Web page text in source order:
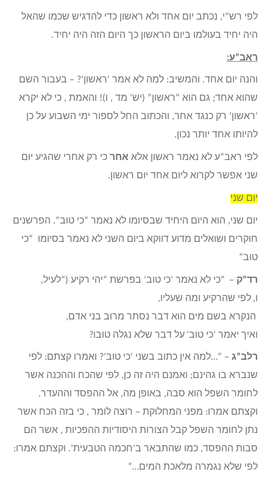
לפי רש”י, נכתב יום אחד ולא ראשון כדי להדגיש שכמו שהאל
היה יחיד בעולמו ביום הראשון כך היום הזה היה יחיד.
ראב”ע:
והנה יום אחד. והמשיב: למה לא אמר ‘ראשון’? – בעבור השם
שהוא אחד; גם הוא “ראשון” (יש’ מד , ו)! והאמת , כי לא יקרא
‘ראשון’ רק כנגד אחר, והכתוב החל לספור ימי השבוע על כן
להיותו אחד יותר נכון.
לפי ראב”ע לא נאמר ראשון אלא אחר כי רק אחרי שהגיע יום
שני אפשר לקרוא ליום אחד יום ראשון.
יום שני
יום שני, הוא היום היחיד שבסיומו לא נאמר “כי טוב”. הפרשנים
חוקרים ושואלים מדוע דווקא ביום השני לא נאמר בסיומו “כי
טוב”
רד”ק – “כי לא נאמר ‘כי טוב‘ בפרשת “יהי רקיע (“לעיל,
ו, לפי שהרקיע ומה שעליו,
הנקרא בשם מים הוא דבר נסתר מרוב בני אדם,
ואיך יאמר ‘כי טוב’ על דבר שלא נגלה טובו ?
רלב”ג – “…למה אין כתוב בשני ‘כי טוב’? ואמרו קצתם: לפי
שנברא בו גהינם; ואמנם היה זה כן, לפי שהכח וההכנה אשר
לחומר השפל הוא סבה, באופן מה, אל ההפסד וההעדר.
וקצתם אמרו: מפני המחלוקת – רוצה לומר , כי בזה הכח אשר
נתן לחומר השפל קבל הצורות היסודיות ההפכיות , אשר הם
סבות ההפסד, כמו שהתבאר ב’חכמה הטבעית’. וקצתם אמרו:
לפי שלא נגמרה מלאכת המים…”